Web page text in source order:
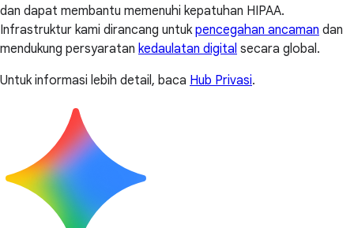
dan dapat membantu memenuhi kepatuhan HIPAA.
Infrastruktur kami dirancang untuk pencegahan ancaman dan
mendukung persyaratan kedaulatan digital secara global.
Untuk informasi lebih detail, baca Hub Privasi.